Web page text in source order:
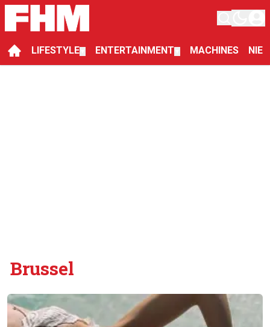
LIFESTYLE ENTERTAINMENT MACHINES
Brussel